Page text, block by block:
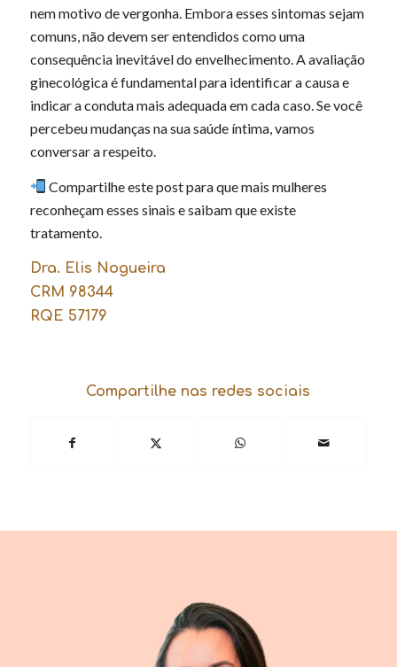
nem motivo de vergonha. Embora esses sintomas sejam
comuns, não devem ser entendidos como uma
consequência inevitável do envelhecimento. A avaliação
ginecológica é fundamental para identificar a causa e
indicar a conduta mais adequada em cada caso. Se você
percebeu mudanças na sua saúde íntima, vamos
conversar a respeito.
Compartilhe este post para que mais mulheres
reconheçam esses sinais e saibam que existe
tratamento.
Dra. Elis Nogueira
CRM 98344
RQE 57179
Compartilhe nas redes sociais